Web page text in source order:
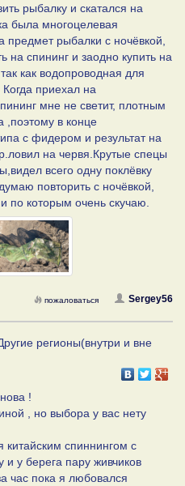
рыбалку и скатался на
была многоцелевая
предмет рыбалки с ночёвкой,
на спининг и заодно купить на
как водопроводная для
приехал на
мне не светит, плотным
,поэтому в конце
с фидером и результат на
на червя.Крутые спецы
всего одну поклёвку
повторить с ночёвкой,
по которым очень скучаю.
Sergey56
пожаловаться
регионы(внутри и вне
!
, но выбора у вас нету
спиннингом с
и у берега пару живчиков
час пока я любовался